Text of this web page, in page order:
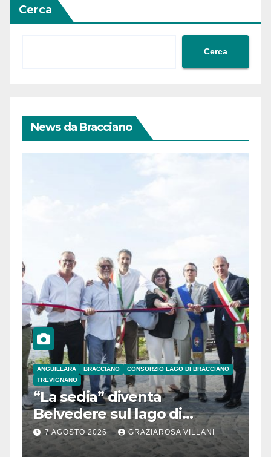
Cerca
Cerca
News da Bracciano
ANGUILLARA BRACCIANO
CONSORZIO LAGO DI BRACCIANO
TREVIGNANO
“La sedia” diventa
Belvedere sul lago di
Bracciano: ieri
l’inaugurazione
7 AGOSTO 2026 GRAZIAROSA VILLANI